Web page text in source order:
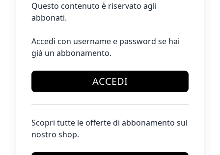
Questo contenuto è riservato agli
abbonati.
Accedi con username e password se hai
già un abbonamento.
ACCEDI
Scopri tutte le offerte di abbonamento sul
nostro shop.